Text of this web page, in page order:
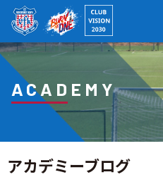
ACADEMY
アカデミーブログ